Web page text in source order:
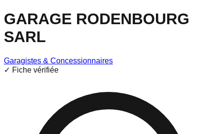
GARAGE RODENBOURG
SARL
Garagistes & Concessionnaires
✓ Fiche vérifiée